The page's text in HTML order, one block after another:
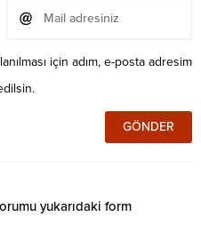
için adım, e-posta adresim
yukarıdaki form